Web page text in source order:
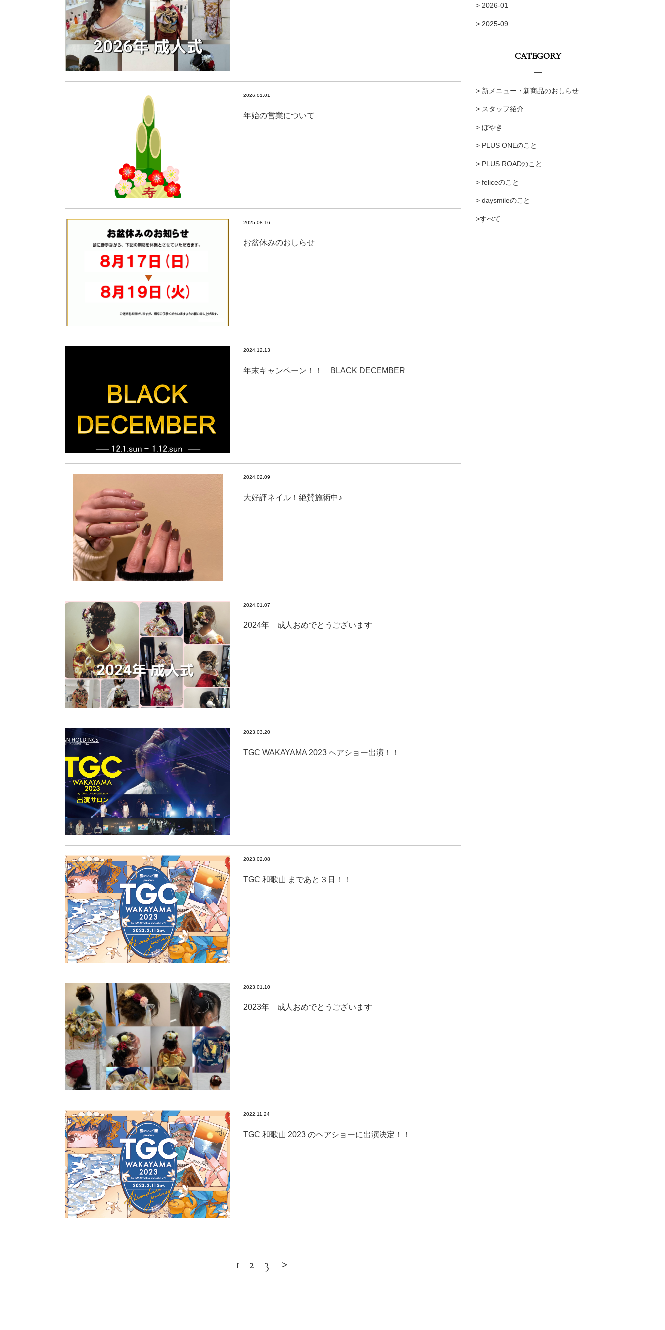
2026.01.01
年始の営業について
2025.08.16
お盆休みのおしらせ
2024.12.13
年末キャンペーン！！ BLACK DECEMBER
2024.02.09
大好評ネイル！絶賛施術中♪
2024.01.07
2024年 成人おめでとうございます
2023.03.20
TGC WAKAYAMA 2023 ヘアショー出演！！
2023.02.08
TGC 和歌山 まであと３日！！
2023.01.10
2023年 成人おめでとうございます
2022.11.24
TGC 和歌山 2023 のヘアショーに出演決定！！
1 2 3 ＞
> 2026-01
> 2025-09
CATEGORY
> 新メニュー・新商品のおしらせ
> スタッフ紹介
> ぼやき
> PLUS ONEのこと
> PLUS ROADのこと
> feliceのこと
> daysmileのこと
>すべて